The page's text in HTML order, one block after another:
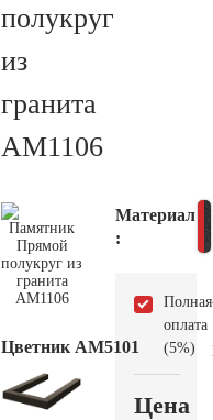
полукруг
из
гранита
AM1106
Цветник АМ5101
Материал
:
Полная
оплата
(5%)
Цена